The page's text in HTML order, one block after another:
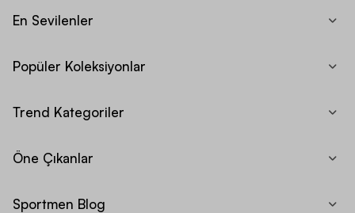
En Sevilenler
Popüler Koleksiyonlar
Trend Kategoriler
Öne Çıkanlar
Sportmen Blog